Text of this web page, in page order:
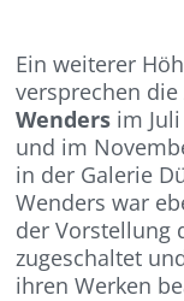
Ein weiterer
versprechen
Wenders im
und im
in der Galerie
Wenders war
der Vorstellung
zugeschaltet
ihren Werken